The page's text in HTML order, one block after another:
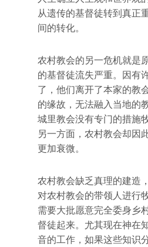
从遗传的基督徒转到真正
间的转化。
农村教会的另一危机就是
的基督徒流失严重。因有
了，他们离开了本家的教
的缘故，无法融入当地的
城里教会没有专门的措施
另一方面，农村教会却因
更加衰微。
农村教会缺乏真理的建造
对农村教会的带领人进行
需要大批愿意完全委身乡
督徒起来。尤其现在神在
音的工作，如果这些知识